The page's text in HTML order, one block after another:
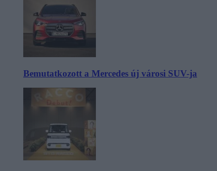
Bemutatkozott a Mercedes új városi SUV-ja